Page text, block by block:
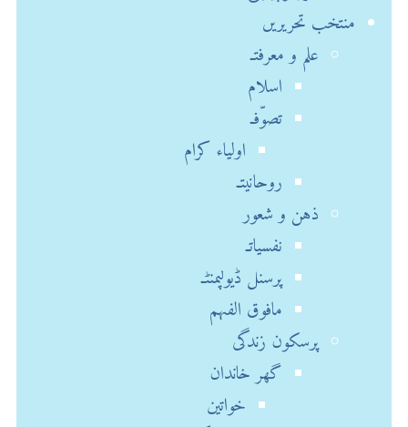
منتخب تحریریں
علم و معرفتـ
اسلام
تصوّفـ
اولیاء کرام
روحانیتـ
ذہن و شعور
نفسیاتـ
پرسنل ڈیولپمنٹـ
مافوق الفہم
پرسکون زندگی
گھر خاندان
خواتین